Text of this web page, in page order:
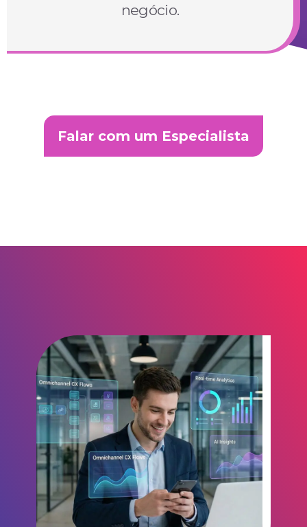
negócio.
Falar com um Especialista